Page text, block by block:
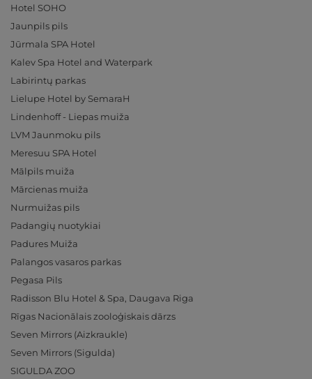
Hotel SOHO
Jaunpils pils
Jūrmala SPA Hotel
Kalev Spa Hotel and Waterpark
Labirintų parkas
Lielupe Hotel by SemaraH
Lindenhoff - Liepas muiža
LVM Jaunmoku pils
Meresuu SPA Hotel
Mālpils muiža
Mārcienas muiža
Nurmuižas pils
Padangių nuotykiai
Padures Muiža
Palangos vasaros parkas
Pegasa Pils
Radisson Blu Hotel & Spa, Daugava Riga
Rīgas Nacionālais zooloģiskais dārzs
Seven Mirrors (Aizkraukle)
Seven Mirrors (Sigulda)
SIGULDA ZOO